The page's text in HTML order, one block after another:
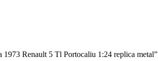
Renault 5 Tl Portocaliu 1:24 replica metal”